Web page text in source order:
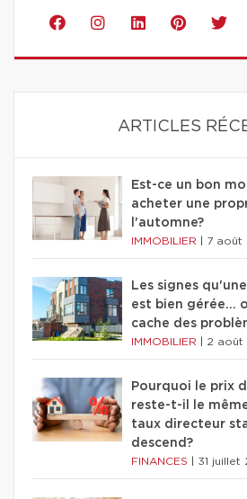
ARTICLES
Est-ce un bon
acheter une
l'automne?
IMMOBILIER 7 août
Les signes
est bien gérée…
cache des
IMMOBILIER 2 août
Pourquoi le prix
reste-t-il le
taux directeur
descend?
FINANCES 31 juillet